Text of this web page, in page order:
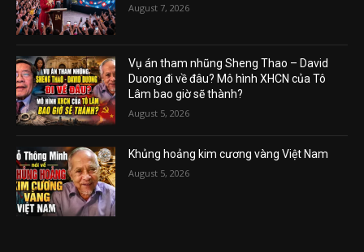
August 7, 2026
Vụ án tham nhũng Sheng Thao – David
Duong đi về đâu? Mô hình XHCN của Tô
Lâm bao giờ sẽ thành?
August 5, 2026
Khủng hoảng kim cương vàng Việt Nam
August 5, 2026